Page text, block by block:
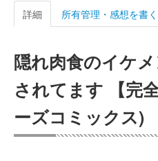
ログイン
購入管理
Myシェルフ
プレミアム
詳細 所有管理・感想を書く
隠れ肉食のイケ
されてます 【完
ーズコミックス)